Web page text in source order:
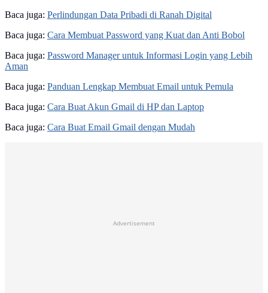
Baca juga: Perlindungan Data Pribadi di Ranah Digital
Baca juga: Cara Membuat Password yang Kuat dan Anti Bobol
Baca juga: Password Manager untuk Informasi Login yang Lebih
Aman
Baca juga: Panduan Lengkap Membuat Email untuk Pemula
Baca juga: Cara Buat Akun Gmail di HP dan Laptop
Baca juga: Cara Buat Email Gmail dengan Mudah
Advertisement